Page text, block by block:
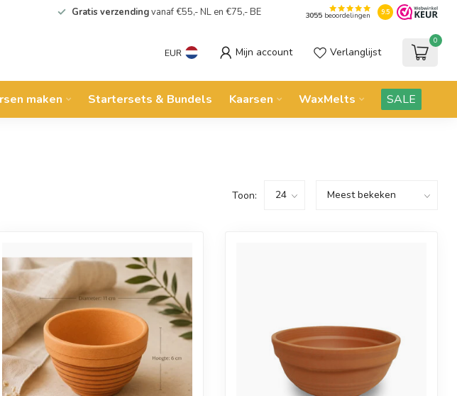
Gratis verzendingvanaf €55,- NL en €75,- BE 3055beoordelingen 9.5
EUR Mijn account Verlanglijst
0
maken Startersets & Bundels Kaarsen WaxMelts SALE
Toon: